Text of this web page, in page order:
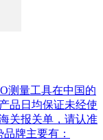
测量工具在中国的
品日均保证未经使
关报关单，请认准
牌主要有：